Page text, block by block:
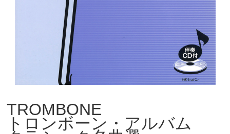
TROMBONE
トロンボーン・アルバム